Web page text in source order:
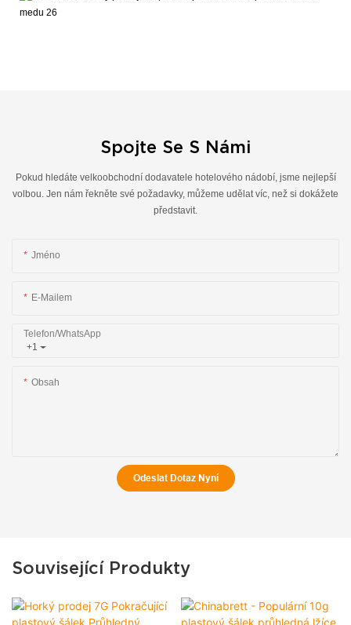
Spojte Se S Námi
Pokud hledáte velkoobchodní dodavatele hotelového nádobí, jsme nejlepší
volbou. Jen nám řekněte své požadavky, můžeme udělat víc, než si dokážete
představit.
Jméno
E-Mailem
+1
Telefon/WhatsApp
Obsah
Odeslat Dotaz Nyní
Související Produkty